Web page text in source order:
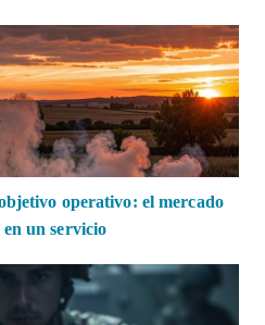
operativo: el mercado
un servicio